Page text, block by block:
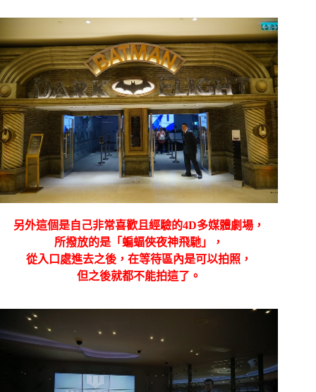
另外這個是自己非常喜歡且經驗的4D多媒體劇場，
所撥放的是「蝙蝠俠夜神飛馳」，
從入口處進去之後，在等待區內是可以拍照，
但之後就都不能拍這了。